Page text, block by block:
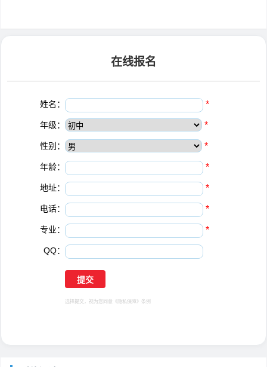
在线报名
姓名： *
年级： *
性别： *
年龄： *
地址： *
电话： *
专业： *
QQ：
选择提交，视为您同意 《隐私保障》 条例